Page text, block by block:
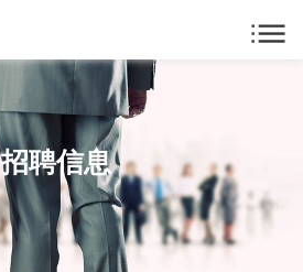
招聘信息